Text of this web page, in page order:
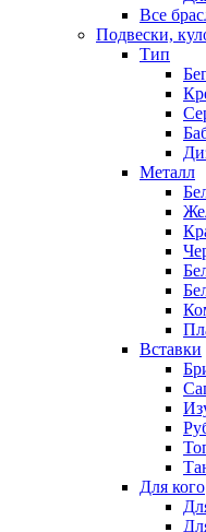
Все
Подвески,
Тип
Металл
Вставки
Для кого